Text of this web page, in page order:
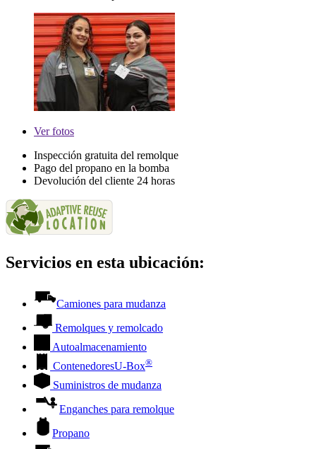
Verfotos
Inspección gratuita del remolque
Pago del propano en la bomba
Devolución del cliente 24 horas
Servicios en esta ubicación:
Camiones para mudanza
Remolques y remolcado
Autoalmacenamiento
ContenedoresU-Box®
Suministros de mudanza
Enganches para remolque
Propano